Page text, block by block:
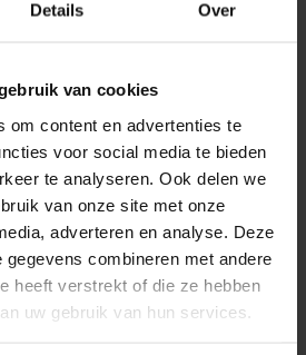
Details Over
van cookies
om content en advertenties te
voor social media te bieden
te analyseren. Ook delen we
van onze site met onze
adverteren en analyse. Deze
gegevens combineren met andere
heeft verstrekt of die ze hebben
uw gebruik van hun services.
Artikel wie Matratzen,
und Boxspring-
unter die
und können von
werden.